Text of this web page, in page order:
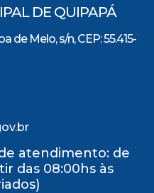
DE QUIPAPÁ
de Melo, s/n, CEP: 55.415-
atendimento: de
das 08:00hs às